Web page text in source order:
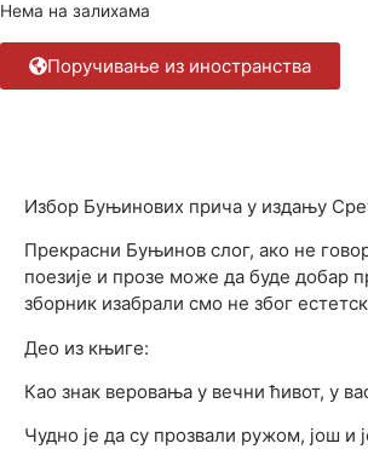
Нема на залихама
Поручивање из иностранства
Избор Буњинових прича у издању
Прекрасни Буњинов слог, ако не
поезије и прозе може да буде добар
зборник изабрали смо не због
Део из књиге:
Као знак веровања у вечни ћивот, у
Чудно је да су прозвали ружом, још